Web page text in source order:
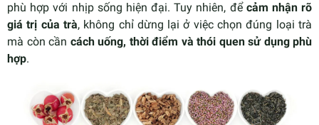
phù hợp với nhịp sống hiện đại. Tuy nhiên, để cảm nhận rõ
giá trị của trà, không chỉ dừng lại ở việc chọn đúng loại trà
mà còn cần cách uống, thời điểm và thói quen sử dụng phù
hợp.